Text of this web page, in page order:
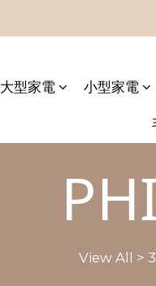
大型家電 小型家電
View All >